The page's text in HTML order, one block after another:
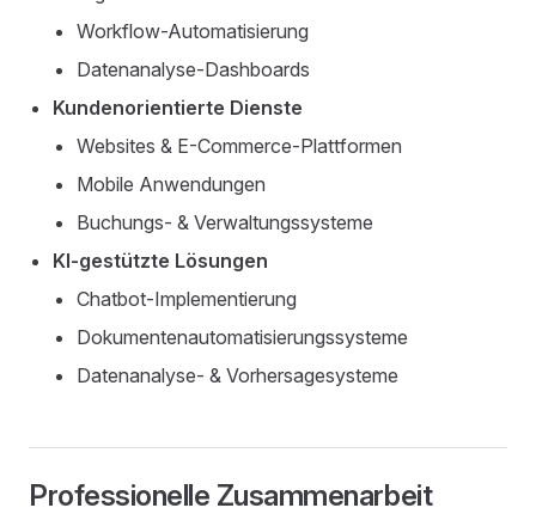
Workflow-Automatisierung
Datenanalyse-Dashboards
Kundenorientierte Dienste
Websites & E-Commerce-Plattformen
Mobile Anwendungen
Buchungs- & Verwaltungssysteme
KI-gestützte Lösungen
Chatbot-Implementierung
Dokumentenautomatisierungssysteme
Datenanalyse- & Vorhersagesysteme
Professionelle Zusammenarbeit